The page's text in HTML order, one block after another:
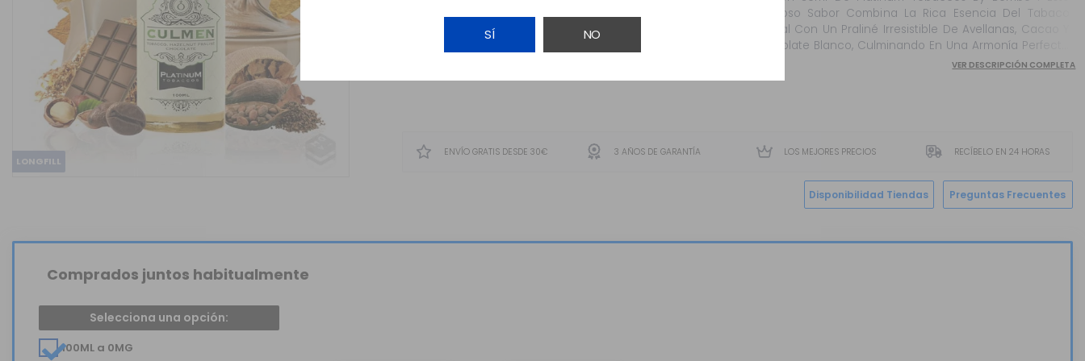
SÍ NO
LONGFILL
Delicioso Sabor Combina La Rica Esencia Del Tabaco
Natural Con Un Praliné Irresistible De Avellanas, Cacao Y
Chocolate Blanco, Culminando En Una Armonía Perfecta
Con Un Toque De Crema Irlandesa. La Botella De 120ml
Contiene 30ml De Aroma Concentr...
VER DESCRIPCIÓN COMPLETA
ENVÍO GRATIS DESDE 30€ 3 AÑOS DE GARANTÍA LOS MEJORES PRECIOS RECÍBELO EN 24 HORAS
Disponibilidad Tiendas Preguntas Frecuentes
Comprados juntos habitualmente
Selecciona una opción:
100ML a 0MG